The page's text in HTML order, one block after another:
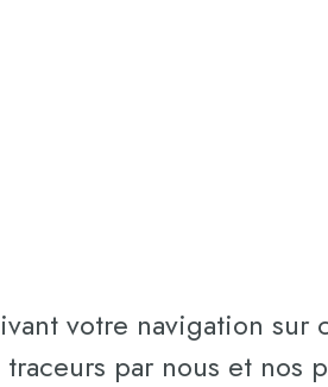
votre navigation
traceurs par nous et nos